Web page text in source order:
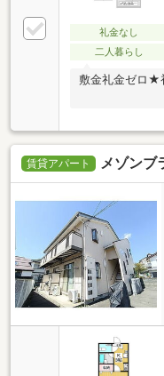
礼金なし
二人暮らし
敷金礼金ゼロ★
賃貸アパート メゾンブ